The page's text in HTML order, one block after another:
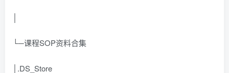
└─课程SOP资料合集
│.DS_Store